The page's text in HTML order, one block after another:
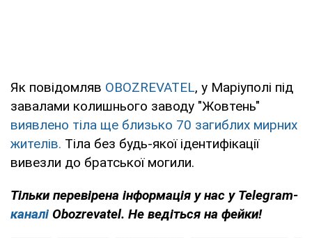
Як повідомляв OBOZREVATEL, у Маріуполі під
завалами колишнього заводу "Жовтень"
виявлено тіла ще близько 70 загиблих мирних
жителів. Тіла без будь-якої ідентифікації
вивезли до братської могили.
Тільки перевірена інформація у нас у Telegram-
каналі Obozrevatel. Не ведіться на фейки!